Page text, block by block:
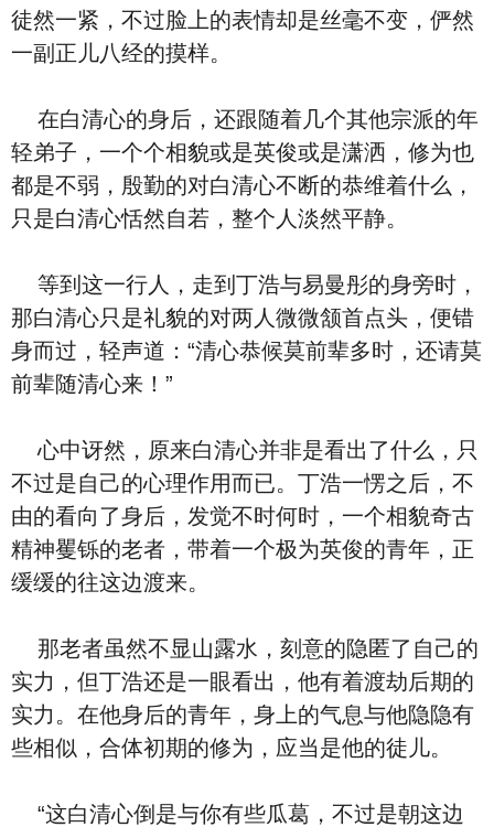
徒然一紧，不过脸上的表情却是丝毫不变，俨然
一副正儿八经的摸样。
在白清心的身后，还跟随着几个其他宗派的年
轻弟子，一个个相貌或是英俊或是潇洒，修为也
都是不弱，殷勤的对白清心不断的恭维着什么，
只是白清心恬然自若，整个人淡然平静。
等到这一行人，走到丁浩与易曼彤的身旁时，
那白清心只是礼貌的对两人微微颔首点头，便错
身而过，轻声道：“清心恭候莫前辈多时，还请莫
前辈随清心来！”
心中讶然，原来白清心并非是看出了什么，只
不过是自己的心理作用而已。丁浩一愣之后，不
由的看向了身后，发觉不时何时，一个相貌奇古
精神矍铄的老者，带着一个极为英俊的青年，正
缓缓的往这边渡来。
那老者虽然不显山露水，刻意的隐匿了自己的
实力，但丁浩还是一眼看出，他有着渡劫后期的
实力。在他身后的青年，身上的气息与他隐隐有
些相似，合体初期的修为，应当是他的徒儿。
“这白清心倒是与你有些瓜葛，不过是朝这边